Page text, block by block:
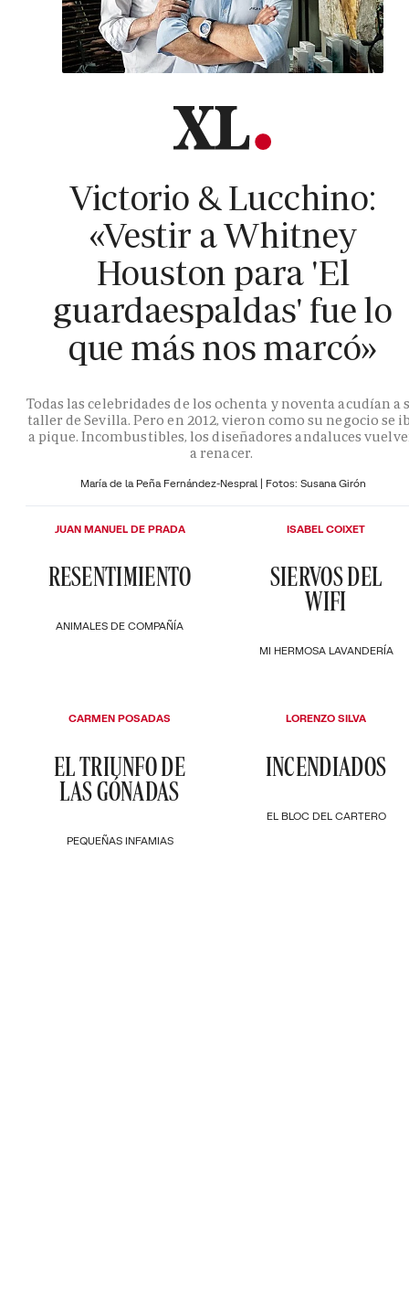
Victorio & Lucchino:
«Vestir a Whitney
Houston para 'El
guardaespaldas' fue lo
que más nos marcó»
Todas las celebridades de los ochenta y noventa acudían a
taller de Sevilla. Pero en 2012, vieron como su negocio se
a pique. Incombustibles, los diseñadores andaluces
a renacer.
María de la Peña Fernández-Nespral | Fotos: Susana Girón
ANIMALES DE COMPAÑÍA
RESENTIMIENTO
JUAN MANUEL DE PRADA
MI HERMOSA LAVANDERÍA
SIERVOS DEL
WIFI
ISABEL COIXET
PEQUEÑAS INFAMIAS
EL TRIUNFO DE
LAS GÓNADAS
CARMEN POSADAS
EL BLOC DEL CARTERO
INCENDIADOS
LORENZO SILVA